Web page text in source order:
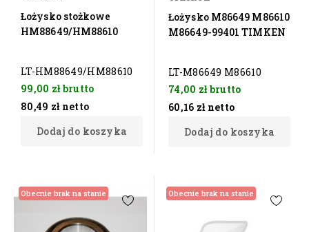
Łożysko stożkowe
HM88649/HM88610
LT-HM88649/HM88610
99,00 złbrutto
80,49 zł netto
Dodaj do koszyka
Łożysko M86649 M86610
M86649-99401 TIMKEN
LT-M86649 M86610
74,00 złbrutto
60,16 zł netto
Dodaj do koszyka
Obecnie brak na stanie Obecnie brak na stanie